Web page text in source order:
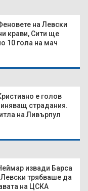
на Левски
крави, Сити ще
10 гола на мач
е голов
страдания.
на Ливърпул
извади Барса
трябваше да
на ЦСКА